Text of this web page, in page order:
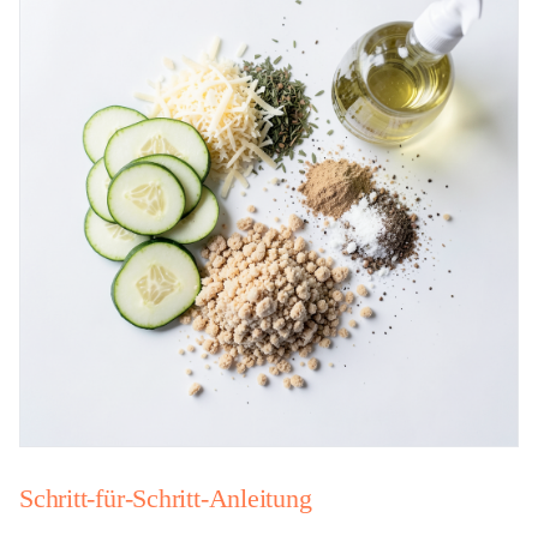
Schritt-für-Schritt-Anleitung